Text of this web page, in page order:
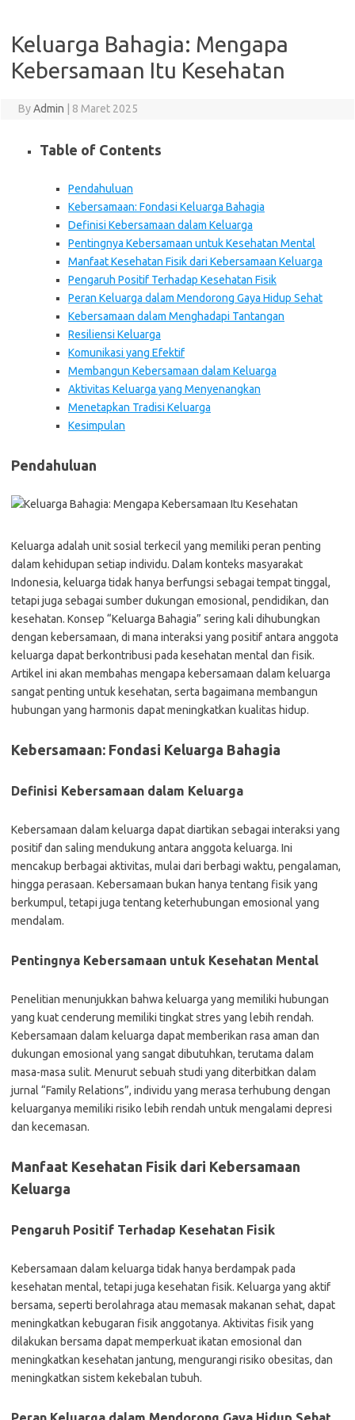
Keluarga Bahagia: Mengapa
Kebersamaan Itu Kesehatan
ByAdmin 8 Maret 2025
Table of Contents
Pendahuluan
Kebersamaan: Fondasi Keluarga Bahagia
Definisi Kebersamaan dalam Keluarga
Pentingnya Kebersamaan untuk Kesehatan Mental
Manfaat Kesehatan Fisik dari Kebersamaan Keluarga
Pengaruh Positif Terhadap Kesehatan Fisik
Peran Keluarga dalam Mendorong Gaya Hidup Sehat
Kebersamaan dalam Menghadapi Tantangan
Resiliensi Keluarga
Komunikasi yang Efektif
Membangun Kebersamaan dalam Keluarga
Aktivitas Keluarga yang Menyenangkan
Menetapkan Tradisi Keluarga
Kesimpulan
Pendahuluan
Keluarga adalah unit sosial terkecil yang memiliki peran penting
dalam kehidupan setiap individu. Dalam konteks masyarakat
Indonesia, keluarga tidak hanya berfungsi sebagai tempat tinggal,
tetapi juga sebagai sumber dukungan emosional, pendidikan, dan
kesehatan. Konsep “Keluarga Bahagia” sering kali dihubungkan
dengan kebersamaan, di mana interaksi yang positif antara anggota
keluarga dapat berkontribusi pada kesehatan mental dan fisik.
Artikel ini akan membahas mengapa kebersamaan dalam keluarga
sangat penting untuk kesehatan, serta bagaimana membangun
hubungan yang harmonis dapat meningkatkan kualitas hidup.
Kebersamaan: Fondasi Keluarga Bahagia
Definisi Kebersamaan dalam Keluarga
Kebersamaan dalam keluarga dapat diartikan sebagai interaksi yang
positif dan saling mendukung antara anggota keluarga. Ini
mencakup berbagai aktivitas, mulai dari berbagi waktu, pengalaman,
hingga perasaan. Kebersamaan bukan hanya tentang fisik yang
berkumpul, tetapi juga tentang keterhubungan emosional yang
mendalam.
Pentingnya Kebersamaan untuk Kesehatan Mental
Penelitian menunjukkan bahwa keluarga yang memiliki hubungan
yang kuat cenderung memiliki tingkat stres yang lebih rendah.
Kebersamaan dalam keluarga dapat memberikan rasa aman dan
dukungan emosional yang sangat dibutuhkan, terutama dalam
masa-masa sulit. Menurut sebuah studi yang diterbitkan dalam
jurnal “Family Relations”, individu yang merasa terhubung dengan
keluarganya memiliki risiko lebih rendah untuk mengalami depresi
dan kecemasan.
Manfaat Kesehatan Fisik dari Kebersamaan
Keluarga
Pengaruh Positif Terhadap Kesehatan Fisik
Kebersamaan dalam keluarga tidak hanya berdampak pada
kesehatan mental, tetapi juga kesehatan fisik. Keluarga yang aktif
bersama, seperti berolahraga atau memasak makanan sehat, dapat
meningkatkan kebugaran fisik anggotanya. Aktivitas fisik yang
dilakukan bersama dapat memperkuat ikatan emosional dan
meningkatkan kesehatan jantung, mengurangi risiko obesitas, dan
meningkatkan sistem kekebalan tubuh.